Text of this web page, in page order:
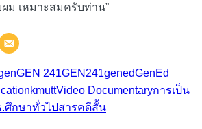
ม เหมาะสมครับท่าน”
GEN 241GEN241genedGenEd
kmuttVideo Documentaryการเป็น
ศึกษาทั่วไปสารคดีสั้น